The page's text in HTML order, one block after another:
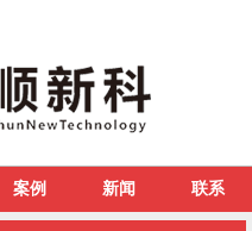
案例 新闻 联系